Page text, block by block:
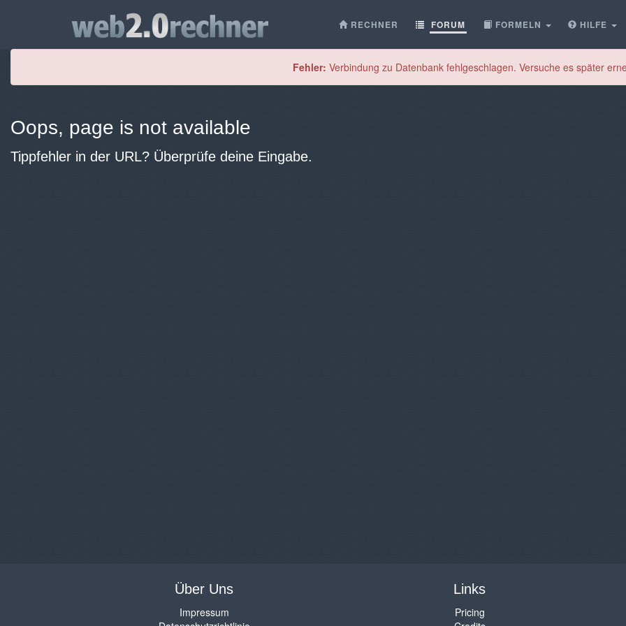
RECHNER FORUM FORMELN HILFE
Fehler: Verbindung zu Datenbank fehlgeschlagen. Versuche es später
Oops, page is not available
Tippfehler in der URL? Überprüfe deine Eingabe.
Über Uns
Impressum
Links
Pricing